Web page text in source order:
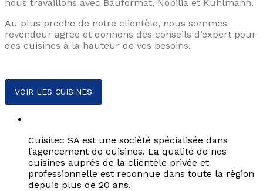
nous travaillons avec Bauformat, Nobilia et Kuhlmann.
Au plus proche de notre clientèle, nous sommes
revendeur agréé et donnons des conseils d’expert pour
des cuisines à la hauteur de vos besoins.
VOIR LES CUISINES
Cuisitec SA est une société spécialisée dans
l’agencement de cuisines. La qualité de nos
cuisines auprès de la clientèle privée et
professionnelle est reconnue dans toute la région
depuis plus de 20 ans.